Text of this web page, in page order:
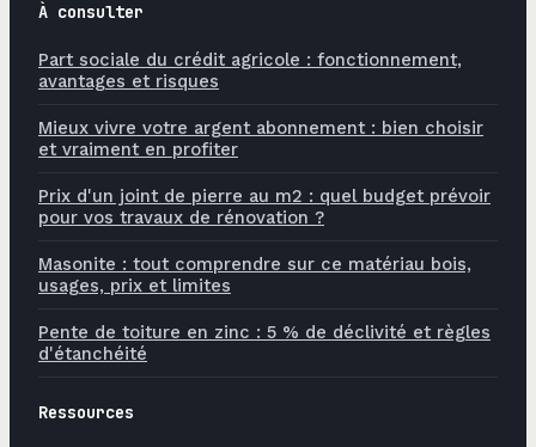
À consulter
Part sociale du crédit agricole : fonctionnement,
avantages et risques
Mieux vivre votre argent abonnement : bien choisir
et vraiment en profiter
Prix d'un joint de pierre au m2 : quel budget prévoir
pour vos travaux de rénovation ?
Masonite : tout comprendre sur ce matériau bois,
usages, prix et limites
Pente de toiture en zinc : 5 % de déclivité et règles
d'étanchéité
Ressources